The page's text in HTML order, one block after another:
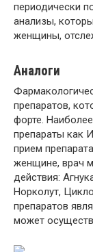
периодически
анализы,
женщины,
Аналоги
препаратов,
форте.
препараты как
прием
женщине, врач
действия:
Норколут,
препаратов
может